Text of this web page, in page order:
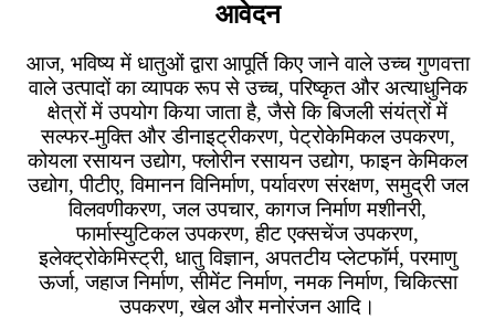
आवेदन
आज, भविष्य में धातुओं द्वारा आपूर्ति किए जाने वाले उच्च गुणवत्ता
वाले उत्पादों का व्यापक रूप से उच्च, परिष्कृत और अत्याधुनिक
क्षेत्रों में उपयोग किया जाता है, जैसे कि बिजली संयंत्रों में
सल्फर-मुक्ति और डीनाइट्रीकरण, पेट्रोकेमिकल उपकरण,
कोयला रसायन उद्योग, फ्लोरीन रसायन उद्योग, फाइन केमिकल
उद्योग, पीटीए, विमानन विनिर्माण, पर्यावरण संरक्षण, समुद्री जल
विलवणीकरण, जल उपचार, कागज निर्माण मशीनरी,
फार्मास्युटिकल उपकरण, हीट एक्सचेंज उपकरण,
इलेक्ट्रोकेमिस्ट्री, धातु विज्ञान, अपतटीय प्लेटफॉर्म, परमाणु
ऊर्जा, जहाज निर्माण, सीमेंट निर्माण, नमक निर्माण, चिकित्सा
उपकरण, खेल और मनोरंजन आदि।